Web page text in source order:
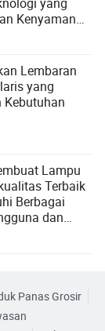
Kenyamanan
Lembaran
yang
Kebutuhan
Lampu
Terbaik
Berbagai
dan
Panas Grosir